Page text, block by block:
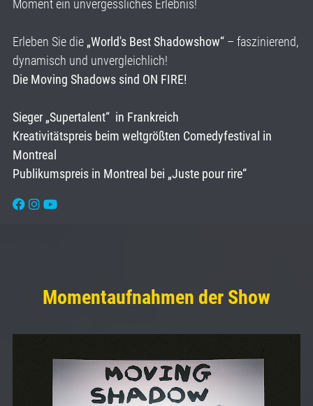
Moment ein unvergessliches Erlebnis!
Erleben Sie die „World's Best Shadowshow“ – faszinierend,
dynamisch und unvergleichlich!
Die Moving Shadows sind ON FIRE!
Sieger „Supertalent“ in Frankreich
Kreativitätspreis beim weltgrößten Comedyfestival in
Montreal
Publikumspreis in Montreal bei „Juste pour rire“
Momentaufnahmen der Show